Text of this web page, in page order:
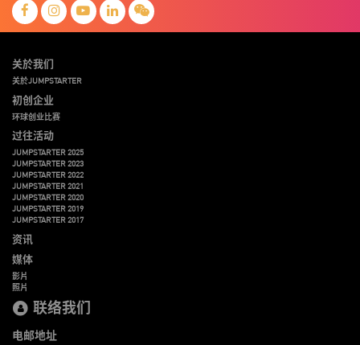
关於我们
关於JUMPSTARTER
初创企业
环球创业比赛
过往活动
JUMPSTARTER 2025
JUMPSTARTER 2023
JUMPSTARTER 2022
JUMPSTARTER 2021
JUMPSTARTER 2020
JUMPSTARTER 2019
JUMPSTARTER 2017
资讯
媒体
影片
照片
联络我们
电邮地址